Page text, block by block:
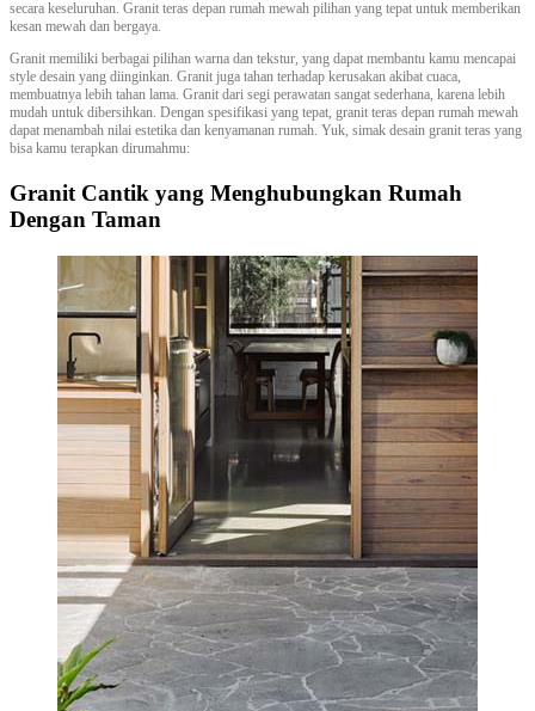
secara keseluruhan. Granit teras depan rumah mewah pilihan yang tepat untuk memberikan
kesan mewah dan bergaya.
Granit memiliki berbagai pilihan warna dan tekstur, yang dapat membantu kamu mencapai
style desain yang diinginkan. Granit juga tahan terhadap kerusakan akibat cuaca,
membuatnya lebih tahan lama. Granit dari segi perawatan sangat sederhana, karena lebih
mudah untuk dibersihkan. Dengan spesifikasi yang tepat, granit teras depan rumah mewah
dapat menambah nilai estetika dan kenyamanan rumah. Yuk, simak desain granit teras yang
bisa kamu terapkan dirumahmu:
Granit Cantik yang Menghubungkan Rumah
Dengan Taman